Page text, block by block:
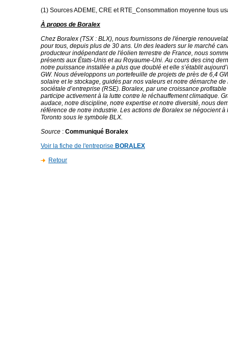
(1) Sources ADEME, CRE et RTE_Consommation moyenne tous
À propos de Boralex
Chez Boralex (TSX : BLX), nous fournissons de l'énergie
pour tous, depuis plus de 30 ans. Un des leaders sur le marché
producteur indépendant de l'éolien terrestre de France, nous
présents aux États-Unis et au Royaume-Uni. Au cours des cinq
notre puissance installée a plus que doublé et elle s’établit
GW. Nous développons un portefeuille de projets de près de 6,4
solaire et le stockage, guidés par nos valeurs et notre démarche
sociétale d’entreprise (RSE). Boralex, par une croissance
participe activement à la lutte contre le réchauffement climatique.
audace, notre discipline, notre expertise et notre diversité, nous
référence de notre industrie. Les actions de Boralex se négocient à
Toronto sous le symbole BLX.
Source : Communiqué Boralex
Voir la fiche de l'entreprise BORALEX
Retour